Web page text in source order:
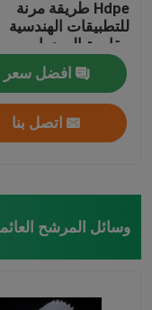
Hdpe طريقة مرنة
للتطبيقات الهندسية
مقاومة الصدمات
افضل سعر
اتصل بنا
وسائل المرشح